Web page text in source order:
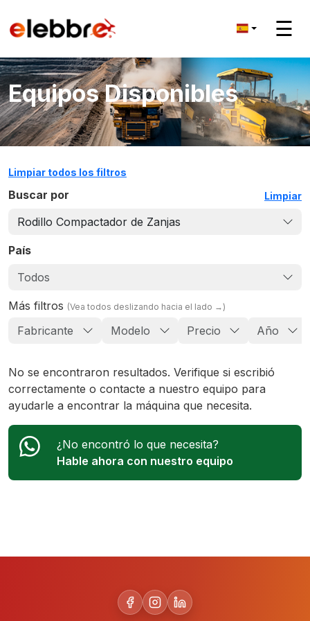
☰
Equipos Disponibles
Limpiar todos los filtros
Buscar por Limpiar
Rodillo Compactador de Zanjas
País
Todos
Más filtros (Vea todos deslizando hacia el lado →)
Fabricante Modelo Precio Año
No se encontraron resultados. Verifique si escribió
correctamente o contacte a nuestro equipo para
ayudarle a encontrar la máquina que necesita.
¿No encontró lo que necesita?
Hable ahora con nuestro equipo